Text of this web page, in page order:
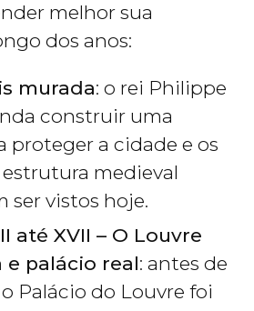
melhor sua
dos anos:
murada: o rei Philippe
construir uma
proteger a cidade e os
estrutura medieval
ser vistos hoje.
até XVII – O Louvre
palácio real: antes de
Palácio do Louvre foi